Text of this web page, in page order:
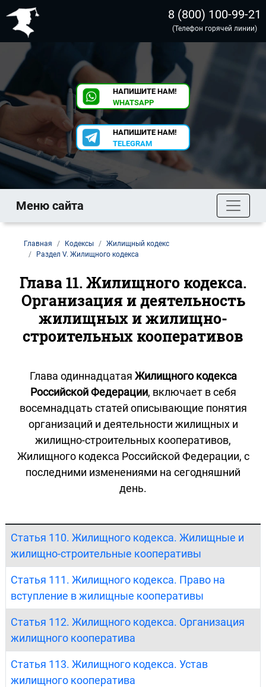
8 (800) 100-99-21
(Телефон горячей линии)
НАПИШИТЕ НАМ!
WHATSAPP
НАПИШИТЕ НАМ!
TELEGRAM
Меню сайта
Главная Кодексы
Жилищный кодекс
Раздел V. Жилищного кодекса
Глава 11. Жилищного кодекса.
Организация и деятельность
жилищных и жилищно-
строительных кооперативов
Глава одиннадцатая Жилищного кодекса
Российской Федерации, включает в себя
восемнадцать статей описывающие понятия
организаций и деятельности жилищных и
жилищно-строительных кооперативов,
Жилищного кодекса Российской Федерации, с
последними изменениями на сегодняшний
день.
Статья 110. Жилищного кодекса. Жилищные и
жилищно-строительные кооперативы
Статья 111. Жилищного кодекса. Право на
вступление в жилищные кооперативы
Статья 112. Жилищного кодекса. Организация
жилищного кооператива
Статья 113. Жилищного кодекса. Устав
жилищного кооператива